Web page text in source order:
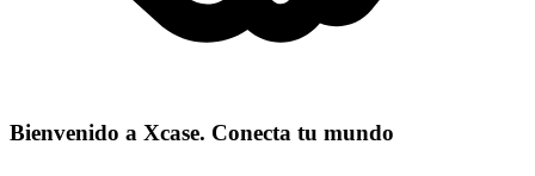
Bienvenido a Xcase. Conecta tu mundo